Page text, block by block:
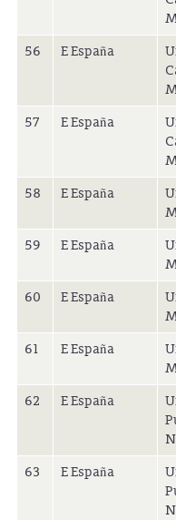
56 E España
57 E España
58 E España
59 E España
60 E España
61 E España
62 E España
63 E España